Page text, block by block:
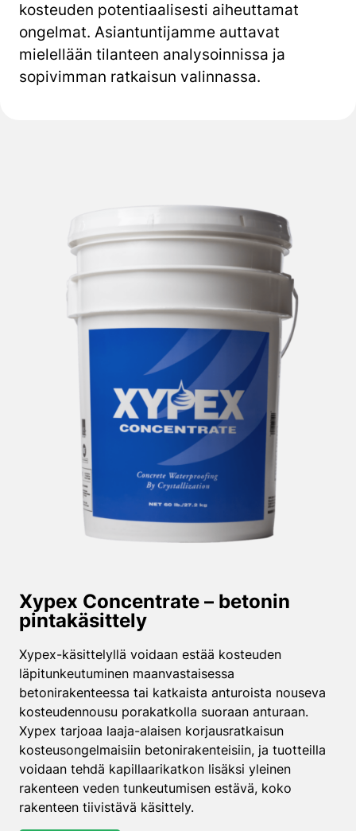
kosteuden potentiaalisesti aiheuttamat
ongelmat. Asiantuntijamme auttavat
mielellään tilanteen analysoinnissa ja
sopivimman ratkaisun valinnassa.
Xypex Concentrate – betonin
pintakäsittely
Xypex-käsittelyllä voidaan estää kosteuden
läpitunkeutuminen maanvastaisessa
betonirakenteessa tai katkaista anturoista nouseva
kosteudennousu porakatkolla suoraan anturaan.
Xypex tarjoaa laaja-alaisen korjausratkaisun
kosteusongelmaisiin betonirakenteisiin, ja tuotteilla
voidaan tehdä kapillaarikatkon lisäksi yleinen
rakenteen veden tunkeutumisen estävä, koko
rakenteen tiivistävä käsittely.